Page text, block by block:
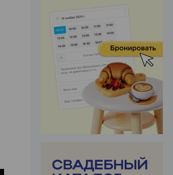
ЭФФЕКТИВНАЯ РЕКЛАМА НА САЙТЕ